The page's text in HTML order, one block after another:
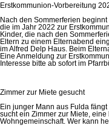
Erstkommunion-Vorbereitung
Nach den Sommerferien
die im Jahr 2022 zur
Kinder, die nach den
Eltern zu einem Elternabend
im Alfred Delp Haus. Beim
Eine Anmeldung zur
Interesse bitte ab sofort im
Zimmer zur Miete gesucht
Ein junger Mann aus Fulda
sucht ein Zimmer zur Miete,
Wohngemeinschaft. Wer kann